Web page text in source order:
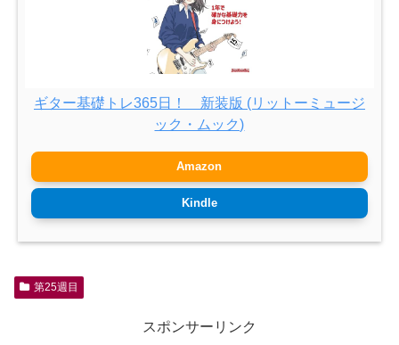
ギター基礎トレ365日！ 新装版 (リットーミュージ
ック・ムック)
Amazon
Kindle
第25週目
スポンサーリンク